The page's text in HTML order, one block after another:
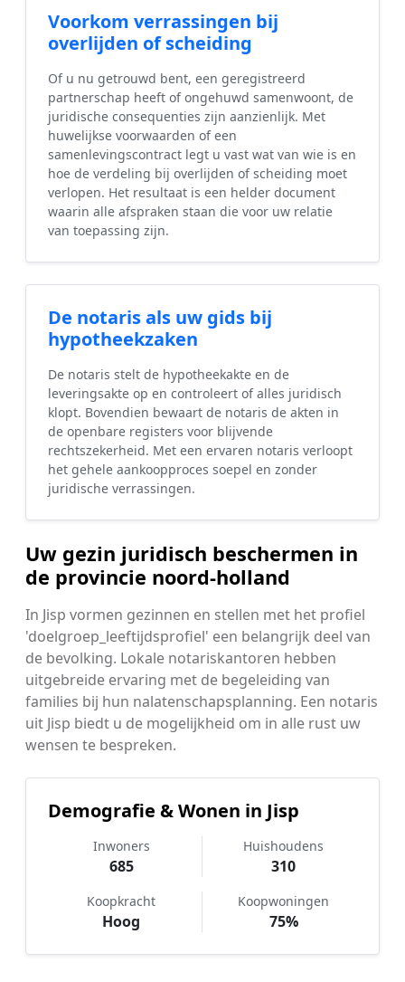
Voorkom verrassingen bij
overlijden of scheiding
Of u nu getrouwd bent, een geregistreerd
partnerschap heeft of ongehuwd samenwoont, de
juridische consequenties zijn aanzienlijk. Met
huwelijkse voorwaarden of een
samenlevingscontract legt u vast wat van wie is en
hoe de verdeling bij overlijden of scheiding moet
verlopen. Het resultaat is een helder document
waarin alle afspraken staan die voor uw relatie
van toepassing zijn.
De notaris als uw gids bij
hypotheekzaken
De notaris stelt de hypotheekakte en de
leveringsakte op en controleert of alles juridisch
klopt. Bovendien bewaart de notaris de akten in
de openbare registers voor blijvende
rechtszekerheid. Met een ervaren notaris verloopt
het gehele aankoopproces soepel en zonder
juridische verrassingen.
Uw gezin juridisch beschermen in
de provincie noord-holland
In Jisp vormen gezinnen en stellen met het profiel
'doelgroep_leeftijdsprofiel' een belangrijk deel van
de bevolking. Lokale notariskantoren hebben
uitgebreide ervaring met de begeleiding van
families bij hun nalatenschapsplanning. Een notaris
uit Jisp biedt u de mogelijkheid om in alle rust uw
wensen te bespreken.
Demografie & Wonen in Jisp
Inwoners
685
Huishoudens
310
Koopkracht
Hoog
Koopwoningen
75%